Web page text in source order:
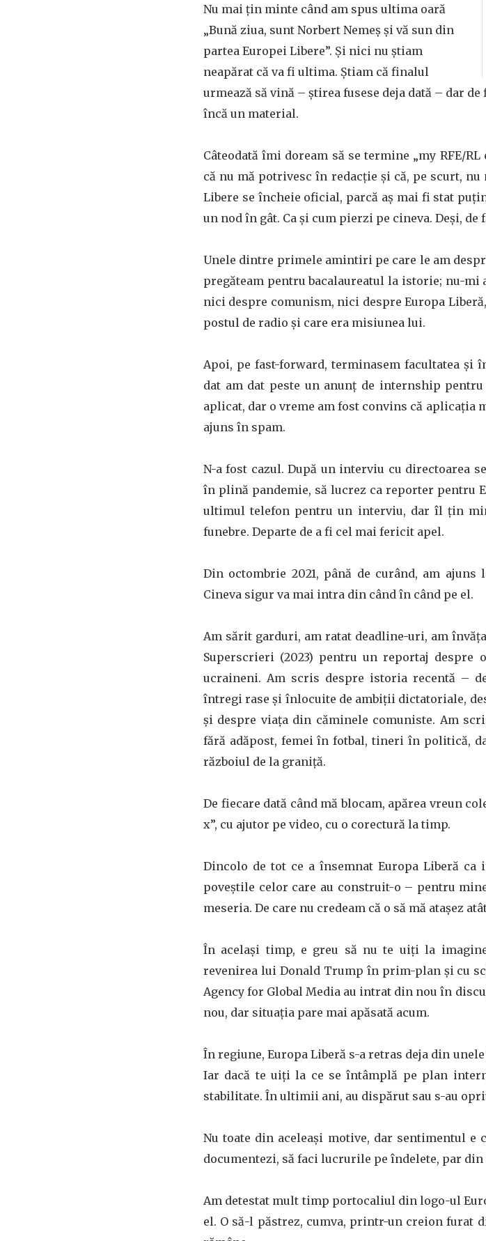
Nu mai țin minte când am spus ultima oară
„Bună ziua, sunt Norbert Nemeș și vă sun din
partea Europei Libere”. Și nici nu știam
neapărat că va fi ultima. Știam că finalul
urmează să vină – știrea fusese deja dată – dar
încă un material.
Câteodată îmi doream să se termine „my RFE/
că nu mă potrivesc în redacție și că, pe scurt,
Libere se încheie oficial, parcă aș mai fi stat
un nod în gât. Ca și cum pierzi pe cineva. Deși,
Unele dintre primele amintiri pe care le am
pregăteam pentru bacalaureatul la istorie; nu-
nici despre comunism, nici despre Europa
postul de radio și care era misiunea lui.
Apoi, pe fast-forward, terminasem facultatea și
dat am dat peste un anunț de internship
aplicat, dar o vreme am fost convins că aplicația
ajuns în spam.
N-a fost cazul. După un interviu cu directoarea
în plină pandemie, să lucrez ca reporter pentru
ultimul telefon pentru un interviu, dar îl țin
funebre. Departe de a fi cel mai fericit apel.
Din octombrie 2021, până de curând, am
Cineva sigur va mai intra din când în când pe el.
Am sărit garduri, am ratat deadline-uri, am
Superscrieri (2023) pentru un reportaj
ucraineni. Am scris despre istoria recentă –
întregi rase și înlocuite de ambiții dictatoriale,
și despre viața din căminele comuniste. Am
fără adăpost, femei în fotbal, tineri în politică,
războiul de la graniță.
De fiecare dată când mă blocam, apărea vreun
x”, cu ajutor pe video, cu o corectură la timp.
Dincolo de tot ce a însemnat Europa Liberă
poveștile celor care au construit-o – pentru
meseria. De care nu credeam că o să mă atașez
În același timp, e greu să nu te uiți la
revenirea lui Donald Trump în prim-plan și cu
Agency for Global Media au intrat din nou în
nou, dar situația pare mai apăsată acum.
În regiune, Europa Liberă s-a retras deja din
Iar dacă te uiți la ce se întâmplă pe plan
stabilitate. În ultimii ani, au dispărut sau s-au
Nu toate din aceleași motive, dar sentimentul
documentezi, să faci lucrurile pe îndelete, par din
Am detestat mult timp portocaliul din logo-ul
el. O să-l păstrez, cumva, printr-un creion furat